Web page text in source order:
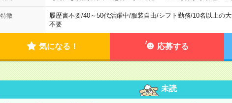
特徴 履歴書不要/40～50代活躍中/服装自由/シフト勤務/10名以上の
不要
気になる！ 応募する
未読